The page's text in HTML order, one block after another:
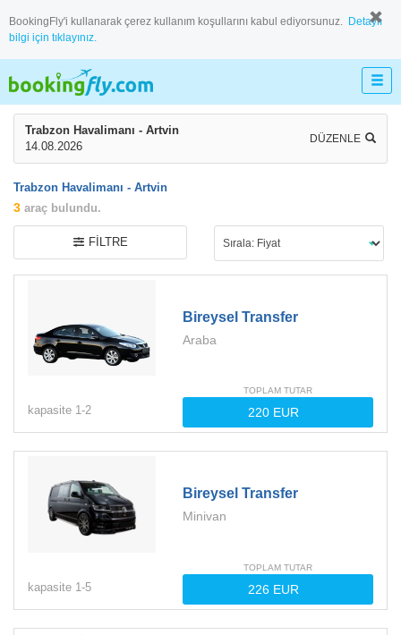
BookingFly'i kullanarak çerez kullanım koşullarını kabul ediyorsunuz. Detaylı
bilgi için tıklayınız.
Trabzon Havalimanı - Artvin
14.08.2026
DÜZENLE
Trabzon Havalimanı - Artvin
3 araç bulundu.
FILTRE
Bireysel Transfer
Araba
kapasite 1-2
TOPLAM TUTAR
Bireysel Transfer
Minivan
kapasite 1-5
TOPLAM TUTAR